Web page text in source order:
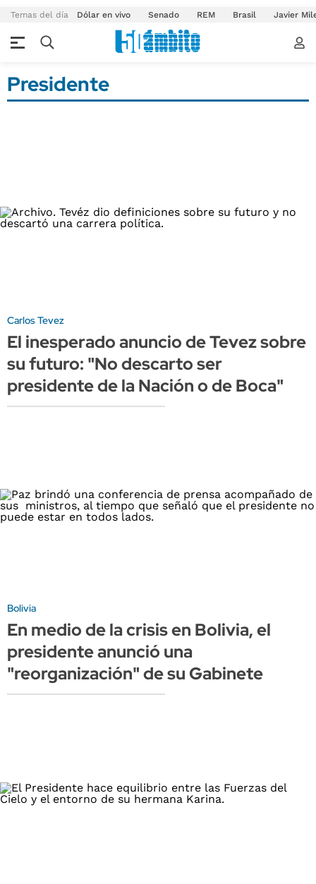
Temas del día Dólar en vivo Senado REM Brasil Javier
Presidente
Carlos Tevez
El inesperado anuncio de Tevez sobre
su futuro: "No descarto ser
presidente de la Nación o de Boca"
Bolivia
En medio de la crisis en Bolivia, el
presidente anunció una
"reorganización" de su Gabinete